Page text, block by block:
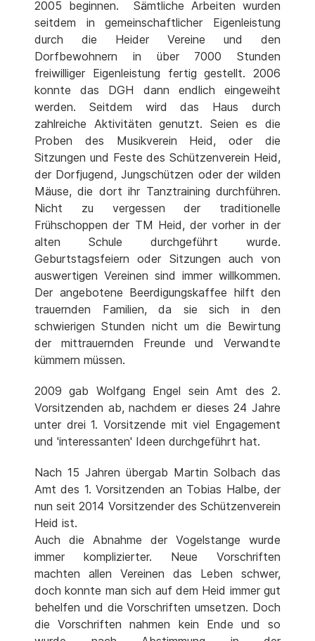
2005 beginnen. Sämtliche Arbeiten wurden
seitdem in gemeinschaftlicher Eigenleistung
durch die Heider Vereine und den
Dorfbewohnern in über 7000 Stunden
freiwilliger Eigenleistung fertig gestellt. 2006
konnte das DGH dann endlich eingeweiht
werden. Seitdem wird das Haus durch
zahlreiche Aktivitäten genutzt. Seien es die
Proben des Musikverein Heid, oder die
Sitzungen und Feste des Schützenverein Heid,
der Dorfjugend, Jungschützen oder der wilden
Mäuse, die dort ihr Tanztraining durchführen.
Nicht zu vergessen der traditionelle
Frühschoppen der TM Heid, der vorher in der
alten Schule durchgeführt wurde.
Geburtstagsfeiern oder Sitzungen auch von
auswertigen Vereinen sind immer willkommen.
Der angebotene Beerdigungskaffee hilft den
trauernden Familien, da sie sich in den
schwierigen Stunden nicht um die Bewirtung
der mittrauernden Freunde und Verwandte
kümmern müssen.
2009 gab Wolfgang Engel sein Amt des 2.
Vorsitzenden ab, nachdem er dieses 24 Jahre
unter drei 1. Vorsitzende mit viel Engagement
und 'interessanten' Ideen durchgeführt hat.
Nach 15 Jahren übergab Martin Solbach das
Amt des 1. Vorsitzenden an Tobias Halbe, der
nun seit 2014 Vorsitzender des Schützenverein
Heid ist.
Auch die Abnahme der Vogelstange wurde
immer komplizierter. Neue Vorschriften
machten allen Vereinen das Leben schwer,
doch konnte man sich auf dem Heid immer gut
behelfen und die Vorschriften umsetzen. Doch
die Vorschriften nahmen kein Ende und so